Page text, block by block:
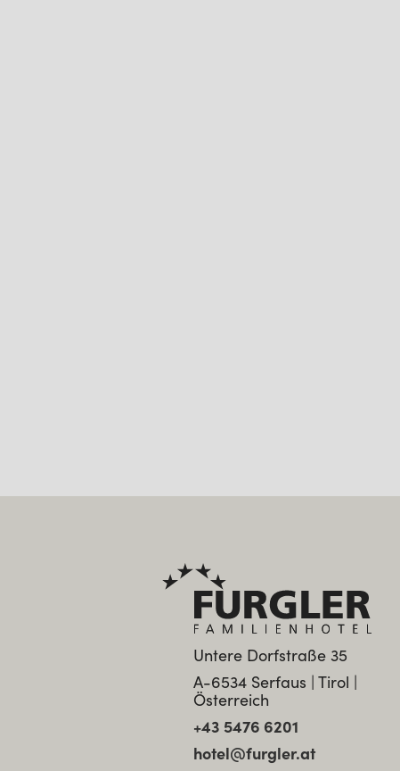
Untere Dorfstraße 35
A-6534 Serfaus | Tirol |
Österreich
+43 5476 6201
hotel@furgler.at